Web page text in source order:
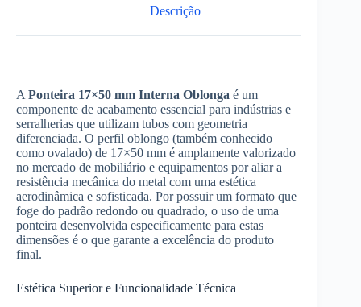
Descrição
A Ponteira 17×50 mm Interna Oblonga é um
componente de acabamento essencial para indústrias e
serralherias que utilizam tubos com geometria
diferenciada. O perfil oblongo (também conhecido
como ovalado) de 17×50 mm é amplamente valorizado
no mercado de mobiliário e equipamentos por aliar a
resistência mecânica do metal com uma estética
aerodinâmica e sofisticada. Por possuir um formato que
foge do padrão redondo ou quadrado, o uso de uma
ponteira desenvolvida especificamente para estas
dimensões é o que garante a excelência do produto
final.
Estética Superior e Funcionalidade Técnica